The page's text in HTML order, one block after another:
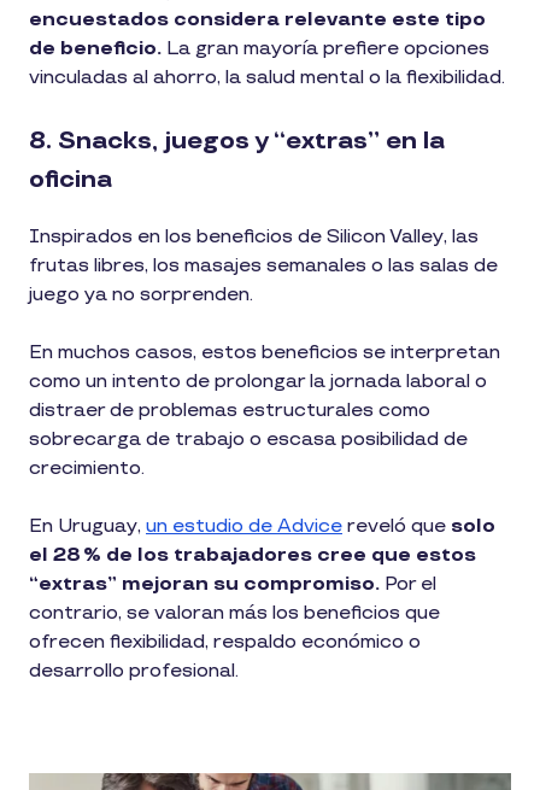
encuestados considera relevante este tipo
de beneficio. La gran mayoría prefiere opciones
vinculadas al ahorro, la salud mental o la flexibilidad.
8. Snacks, juegos y “extras” en la
oficina
Inspirados en los beneficios de Silicon Valley, las
frutas libres, los masajes semanales o las salas de
juego ya no sorprenden.
En muchos casos, estos beneficios se interpretan
como un intento de prolongar la jornada laboral o
distraer de problemas estructurales como
sobrecarga de trabajo o escasa posibilidad de
crecimiento.
En Uruguay, un estudio de Advice reveló que solo
el 28 % de los trabajadores cree que estos
“extras” mejoran su compromiso. Por el
contrario, se valoran más los beneficios que
ofrecen flexibilidad, respaldo económico o
desarrollo profesional.